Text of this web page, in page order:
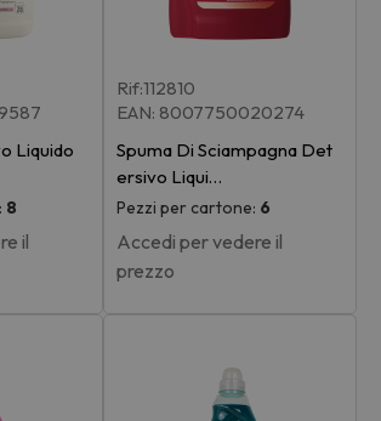
Liquido
8
il
Rif:112810
EAN: 8007750020274
Spuma Di Sciampagna Det
ersivo Liqui…
Pezzi per cartone: 6
Accedi per vedere il
prezzo